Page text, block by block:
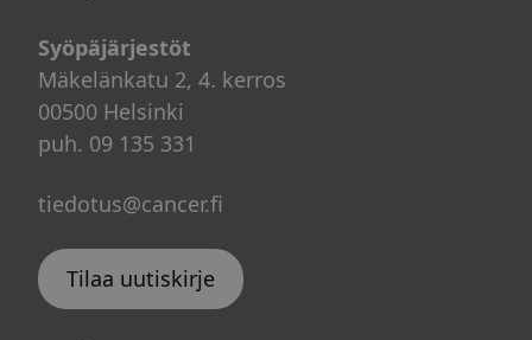
Syöpäjärjestöt
Mäkelänkatu 2, 4. kerros
00500 Helsinki
puh. 09 135 331
tiedotus@cancer.fi
Tilaa uutiskirje